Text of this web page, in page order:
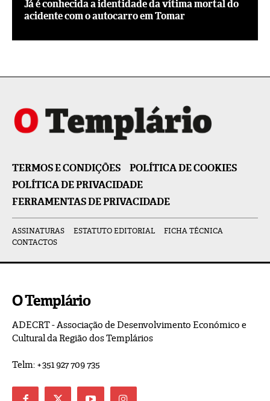
Já é conhecida a identidade da vítima mortal do
acidente com o autocarro em Tomar
TERMOS E CONDIÇÕES
POLÍTICA DE COOKIES
POLÍTICA DE PRIVACIDADE
FERRAMENTAS DE PRIVACIDADE
ASSINATURAS ESTATUTO EDITORIAL
FICHA TÉCNICA
CONTACTOS
O Templário
ADECRT - Associação de Desenvolvimento Económico e
Cultural da Região dos Templários
Telm: +351 927 709 735